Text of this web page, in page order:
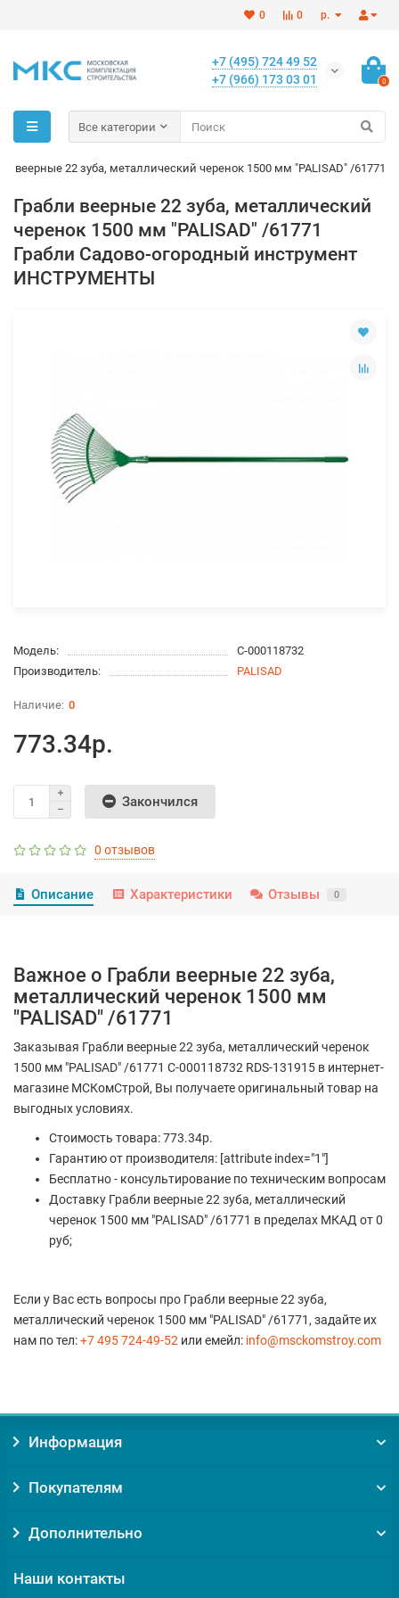
р.
0
0
+7 (495) 724 49 52
+7 (966) 173 03 01
0
Все категории
веерные 22 зуба, металлический черенок 1500 мм "PALISAD" /61771
Грабли веерные 22 зуба, металлический
черенок 1500 мм "PALISAD" /61771
Грабли Садово-огородный инструмент
ИНСТРУМЕНТЫ
Модель:
С-000118732
Производитель:
PALISAD
0
773.34р.
Закончился
0 отзывов
Описание Характеристики Отзывы 0
Важное о Грабли веерные 22 зуба,
металлический черенок 1500 мм
"PALISAD" /61771
Заказывая Грабли веерные 22 зуба, металлический черенок
1500 мм "PALISAD" /61771 С-000118732 RDS-131915 в интернет-
магазине МСКомСтрой, Вы получаете оригинальный товар на
выгодных условиях.
Стоимость товара: 773.34р.
Гарантию от производителя: [attribute index="1"]
Бесплатно - консультирование по техническим вопросам
Доставку Грабли веерные 22 зуба, металлический
черенок 1500 мм "PALISAD" /61771 в пределах МКАД от 0
руб;
Если у Вас есть вопросы про Грабли веерные 22 зуба,
металлический черенок 1500 мм "PALISAD" /61771, задайте их
нам по тел:+7 495 724-49-52 или емейл: info@msckomstroy.com
Информация
Покупателям
Дополнительно
Наши контакты